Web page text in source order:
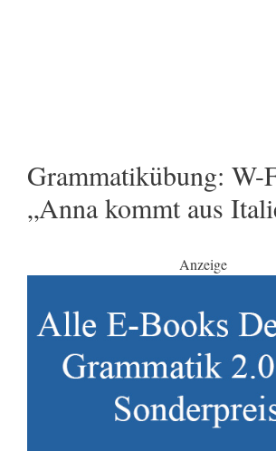
Grammatikübung: W-
„Anna kommt aus
Anzeige